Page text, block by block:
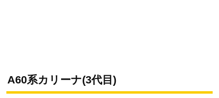
A60系カリーナ(3代目)